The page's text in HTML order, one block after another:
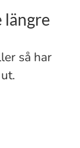
längre
så har